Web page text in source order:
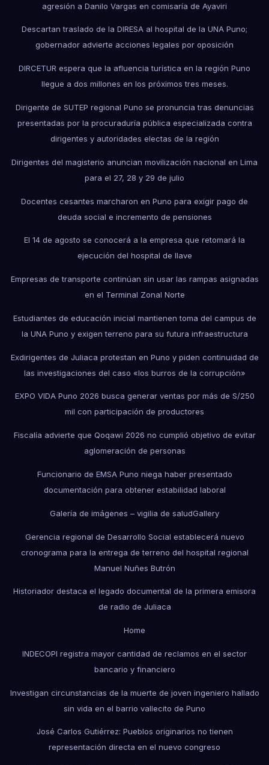
agresión a Danilo Vargas en comisaría de Ayaviri
Descartan traslado de la DIRESA al hospital de la UNA Puno;
gobernador advierte acciones legales por oposición
DIRCETUR espera que la afluencia turística en la región Puno
llegue a dos millones en los próximos tres meses.
Dirigente de SUTEP regional Puno se pronuncia tras denuncias
presentadas por la procuraduría pública especializada contra
dirigentes y autoridades electas de la región
Dirigentes del magisterio anuncian movilización nacional en Lima
para el 27, 28 y 29 de julio
Docentes cesantes marcharon en Puno para exigir pago de
deuda social e incremento de pensiones
El 14 de agosto se conocerá a la empresa que retomará la
ejecución del hospital de Ilave
Empresas de transporte continúan sin usar las rampas asignadas
en el Terminal Zonal Norte
Estudiantes de educación inicial mantienen toma del campus de
la UNA Puno y exigen terreno para su futura infraestructura
Exdirigentes de Juliaca protestan en Puno y piden continuidad de
las investigaciones del caso «los burros de la corrupción»
EXPO VIDA Puno 2026 busca generar ventas por más de S/250
mil con participación de productores
Fiscalía advierte que Qoqawi 2026 no cumplió objetivo de evitar
aglomeración de personas
Funcionario de EMSA Puno niega haber presentado
documentación para obtener estabilidad laboral
Galería de imágenes – vigilia de saludGallery
Gerencia regional de Desarrollo Social establecerá nuevo
cronograma para la entrega de terreno del hospital regional
Manuel Nuñes Butrón
Historiador destaca el legado documental de la primera emisora
de radio de Juliaca
Home
INDECOPI registra mayor cantidad de reclamos en el sector
bancario y financiero
Investigan circunstancias de la muerte de joven ingeniero hallado
sin vida en el barrio vallecito de Puno
José Carlos Gutiérrez: Pueblos originarios no tienen
representación directa en el nuevo congreso